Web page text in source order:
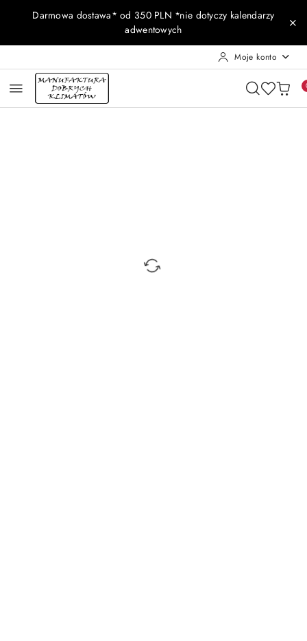
Przejdź do treści głównej
Przejdź do wyszukiwarki
Przejdź do moje konto
Przejdź do menu głównego
Przejdź do opisu produktu
Przejdź do stopki
Darmowa dostawa* od 350 PLN *nie dotyczy kalendarzy
adwentowych
Moje konto